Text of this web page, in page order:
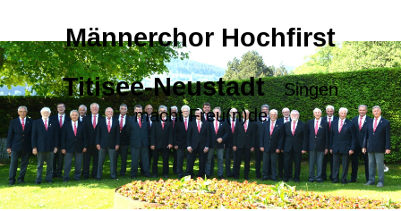
Männerchor Hochfirst
Titisee-Neustadt
Singen
macht Freu(n)de